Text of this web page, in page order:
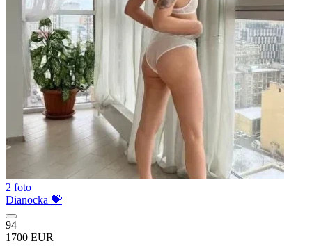
2 foto
Dianocka 💝
94
1700 EUR